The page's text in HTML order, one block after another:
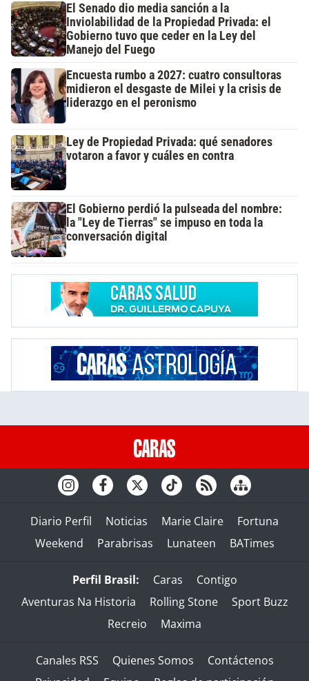
El Senado dio media sanción a la
Inviolabilidad de la Propiedad Privada: el
Gobierno tuvo que ceder en la Ley del
Manejo del Fuego
Encuesta rumbo a 2027: cuatro consultoras
midieron el desgaste de Milei y la crisis de
liderazgo en el peronismo
Ley de Propiedad Privada: qué senadores
votaron a favor y cuáles en contra
El Gobierno perdió la pulseada del nombre:
la "Ley de Tierras" se impuso en toda la
conversación digital
Diario Perfil Noticias Marie Claire
Fortuna
Weekend
Parabrisas Lunateen BATimes
Perfil Brasil: Caras
Contigo
Aventuras Na Historia
Rolling Stone
Sport Buzz
Recreio
Maxima
Canales RSS Quienes Somos
Contáctenos